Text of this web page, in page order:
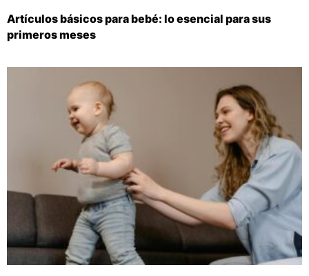
Artículos básicos para bebé: lo esencial para sus
primeros meses